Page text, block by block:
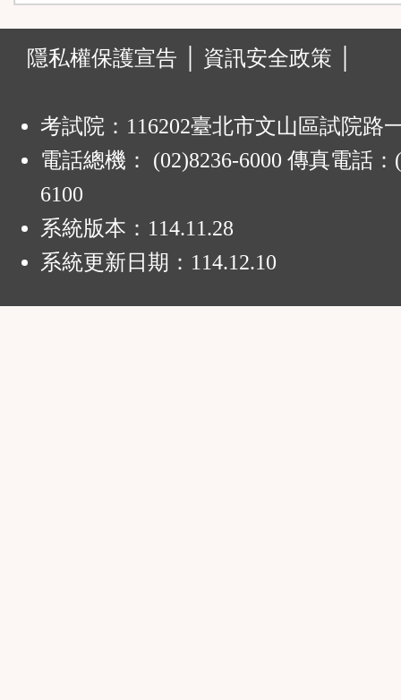
隱私權保護宣告 │ 資訊安全政策 │
考試院：116202臺北市文山區試院路
電話總機： (02)8236-6000 傳真電話：
6100
系統版本： 114.11.28
系統更新日期： 114.12.10